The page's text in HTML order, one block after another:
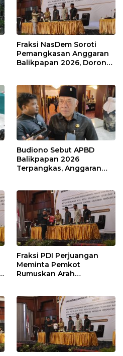
Fraksi NasDem Soroti
Pemangkasan Anggaran
Balikpapan 2026, Dorong
Budiono Sebut APBD
Balikpapan 2026
Terpangkas, Anggaran
Fraksi PDI Perjuangan
Meminta Pemkot
Rumuskan Arah
Penyangga IKN